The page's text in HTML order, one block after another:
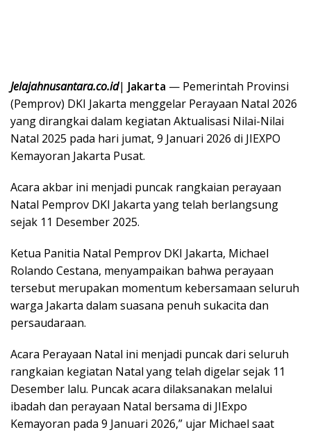
Jelajahnusantara.co.id| Jakarta — Pemerintah Provinsi
(Pemprov) DKI Jakarta menggelar Perayaan Natal 2026
yang dirangkai dalam kegiatan Aktualisasi Nilai-Nilai
Natal 2025 pada hari jumat, 9 Januari 2026 di JIEXPO
Kemayoran Jakarta Pusat.
Acara akbar ini menjadi puncak rangkaian perayaan
Natal Pemprov DKI Jakarta yang telah berlangsung
sejak 11 Desember 2025.
Ketua Panitia Natal Pemprov DKI Jakarta, Michael
Rolando Cestana, menyampaikan bahwa perayaan
tersebut merupakan momentum kebersamaan seluruh
warga Jakarta dalam suasana penuh sukacita dan
persaudaraan.
Acara Perayaan Natal ini menjadi puncak dari seluruh
rangkaian kegiatan Natal yang telah digelar sejak 11
Desember lalu. Puncak acara dilaksanakan melalui
ibadah dan perayaan Natal bersama di JIExpo
Kemayoran pada 9 Januari 2026,” ujar Michael saat